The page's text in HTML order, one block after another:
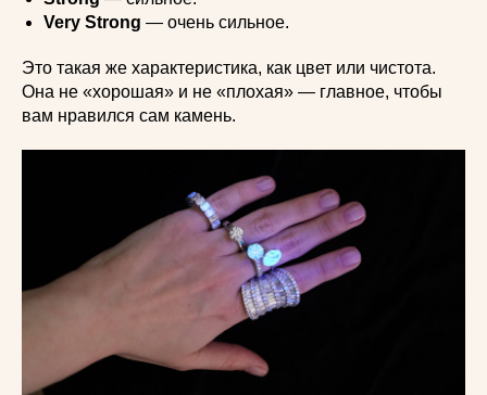
Very Strong — очень сильное.
Это такая же характеристика, как цвет или чистота.
Она не «хорошая» и не «плохая» — главное, чтобы
вам нравился сам камень.